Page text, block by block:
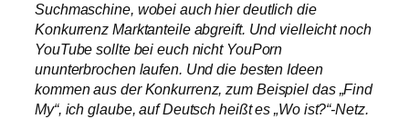
Suchmaschine, wobei auch hier deutlich die
Konkurrenz Marktanteile abgreift. Und vielleicht noch
YouTube sollte bei euch nicht YouPorn
ununterbrochen laufen. Und die besten Ideen
kommen aus der Konkurrenz, zum Beispiel das „Find
My“, ich glaube, auf Deutsch heißt es „Wo ist?“-Netz.